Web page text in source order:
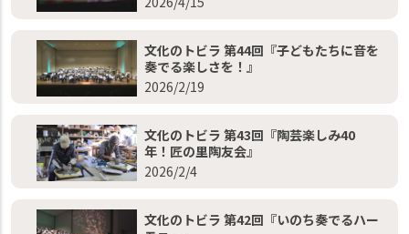
文化のトビラ 第44回『子どもたちに音を
奏でる楽しさを！』
2026/2/19
文化のトビラ 第43回『陶芸楽しみ40
年！匠の里陶友会』
2026/2/4
文化のトビラ 第42回『いのち奏でるハー